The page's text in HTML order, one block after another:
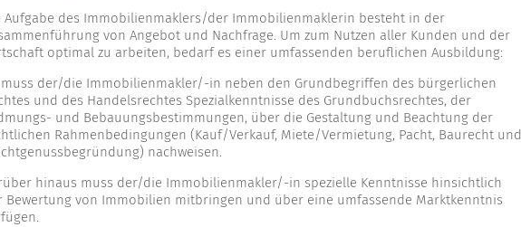
Aufgabe des Immobilienmaklers/der Immobilienmaklerin besteht in der
von Angebot und Nachfrage. Um zum Nutzen aller Kunden und der
optimal zu arbeiten, bedarf es einer umfassenden beruflichen Ausbildung:
muss der/die Immobilienmakler/-in neben den Grundbegriffen des bürgerlichen
und des Handelsrechtes Spezialkenntnisse des Grundbuchsrechtes, der
und Bebauungsbestimmungen, über die Gestaltung und Beachtung der
Rahmenbedingungen (Kauf/Verkauf, Miete/Vermietung, Pacht, Baurecht und
nachweisen.
hinaus muss der/die Immobilienmakler/-in spezielle Kenntnisse hinsichtlich
Bewertung von Immobilien mitbringen und über eine umfassende Marktkenntnis